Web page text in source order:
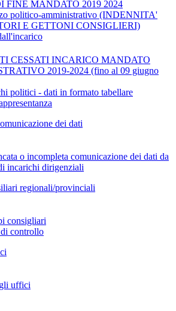
FINE MANDATO 2019 2024
politico-amministrativo (INDENNITA'
E GETTONI CONSIGLIERI)
CESSATI INCARICO MANDATO
2019-2024 (fino al 09 giugno
politici - dati in formato tabellare
dei dati
o incompleta comunicazione dei dati da
incarichi dirigenziali
regionali/provinciali
consigliari
controllo
uffici